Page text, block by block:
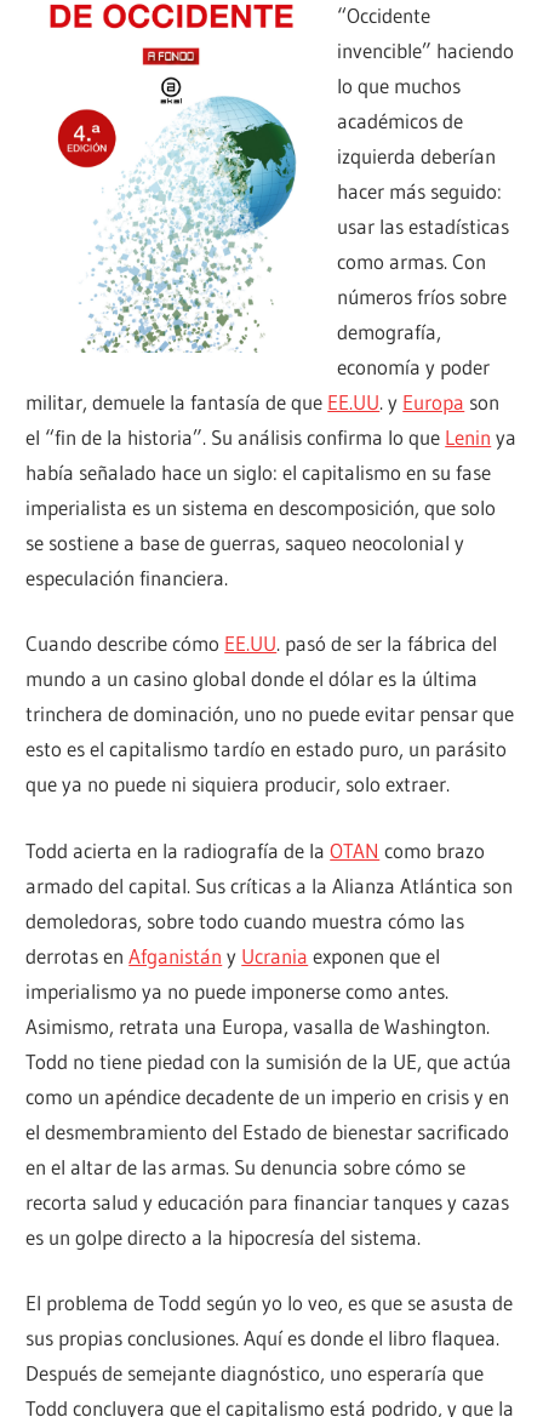
“Occidente
invencible” haciendo
lo que muchos
académicos de
izquierda deberían
hacer más seguido:
usar las estadísticas
como armas. Con
números fríos sobre
demografía,
economía y poder
militar, demuele la fantasía de que EE.UU. y Europa son
el “fin de la historia”. Su análisis confirma lo que Lenin ya
había señalado hace un siglo: el capitalismo en su fase
imperialista es un sistema en descomposición, que solo
se sostiene a base de guerras, saqueo neocolonial y
especulación financiera.
Cuando describe cómo EE.UU. pasó de ser la fábrica del
mundo a un casino global donde el dólar es la última
trinchera de dominación, uno no puede evitar pensar que
esto es el capitalismo tardío en estado puro, un parásito
que ya no puede ni siquiera producir, solo extraer.
Todd acierta en la radiografía de laOTAN como brazo
armado del capital. Sus críticas a la Alianza Atlántica son
demoledoras, sobre todo cuando muestra cómo las
derrotas enAfganistán y Ucrania exponen que el
imperialismo ya no puede imponerse como antes.
Asimismo, retrata una Europa, vasalla de Washington.
Todd no tiene piedad con la sumisión de la UE, que actúa
como un apéndice decadente de un imperio en crisis y en
el desmembramiento del Estado de bienestar sacrificado
en el altar de las armas. Su denuncia sobre cómo se
recorta salud y educación para financiar tanques y cazas
es un golpe directo a la hipocresía del sistema.
El problema de Todd según yo lo veo, es que se asusta de
sus propias conclusiones. Aquí es donde el libro flaquea.
Después de semejante diagnóstico, uno esperaría que
Todd concluyera que el capitalismo está podrido, y que la